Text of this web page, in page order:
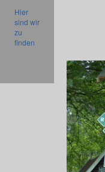
Hier
sind wir
zu
finden